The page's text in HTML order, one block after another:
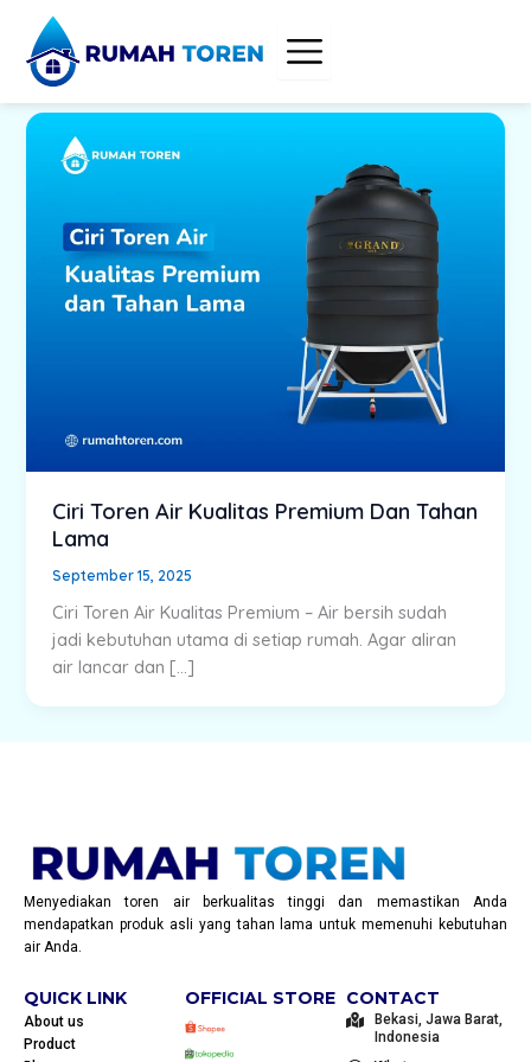
content
Ciri Toren Air Kualitas Premium Dan Tahan
Lama
September 15, 2025
Ciri Toren Air Kualitas Premium – Air bersih sudah
jadi kebutuhan utama di setiap rumah. Agar aliran
air lancar dan […]
Menyediakan toren air berkualitas tinggi dan memastikan Anda
mendapatkan produk asli yang tahan lama untuk memenuhi kebutuhan
air Anda.
QUICK LINK
About us
Product
OFFICIAL STORE CONTACT
Bekasi, Jawa Barat,
Indonesia